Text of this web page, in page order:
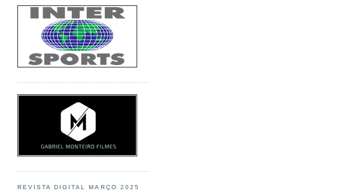
REVISTA DIGITAL MARÇO 2025